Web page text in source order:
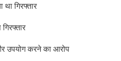
था गिरफ्तार
उपयोग करने का आरोप